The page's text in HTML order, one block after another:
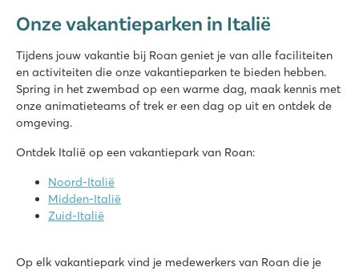
Italië - Noord-Italië - Adriatische kust - Eraclea Mare
★ ★
Nieuw: Waterpark met glijbanen van wel 90.000 m2
Stacaravans in autovrije, sfeervolle straatjes
Vlakbij het bekende Venetië, Murano en Burano
Pra'delle Torri
Pra'delle Torri
Italië - Noord-Italië - Adriatische kust - Caorle
Enorm zwemparadijs van ruim 36.000 m² met gave glijbanen
Neem het campingtreintje naar Caorle
Onze vakantieparken in Italië
Tijdens jouw vakantie bij Roan geniet je van alle faciliteiten
en activiteiten die onze vakantieparken te bieden hebben.
Spring in het zwembad op een warme dag, maak kennis met
onze animatieteams of trek er een dag op uit en ontdek de
omgeving.
Ontdek Italië op een vakantiepark van Roan:
Noord-Italië
Midden-Italië
Zuid-Italië
Op elk vakantiepark vind je medewerkers van Roan die je